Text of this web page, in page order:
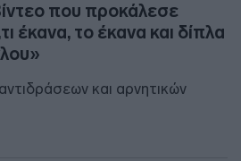
που προκάλεσε
έκανα, το έκανα και δίπλα
και αρνητικών